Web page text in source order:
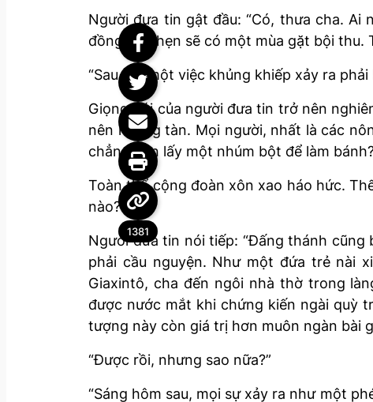
Người đưa tin gật đầu: “Có, thưa cha.
đồng hứa hẹn sẽ có một mùa gặt bội thu.
“Sau đó, một việc khủng khiếp xảy ra phải
Giọng nói của người đưa tin trở nên
nên hoang tàn. Mọi người, nhất là các
chẳng còn lấy một nhúm bột để làm
Toàn thể cộng đoàn xôn xao háo hức.
nào?
Người đưa tin nói tiếp: “Đấng thánh
phải cầu nguyện. Như một đứa trẻ nài
Giaxintô, cha đến ngôi nhà thờ trong
được nước mắt khi chứng kiến ngài quỳ
tượng này còn giá trị hơn muôn ngàn bài
“Được rồi, nhưng sao nữa?”
“Sáng hôm sau, mọi sự xảy ra như một
1381